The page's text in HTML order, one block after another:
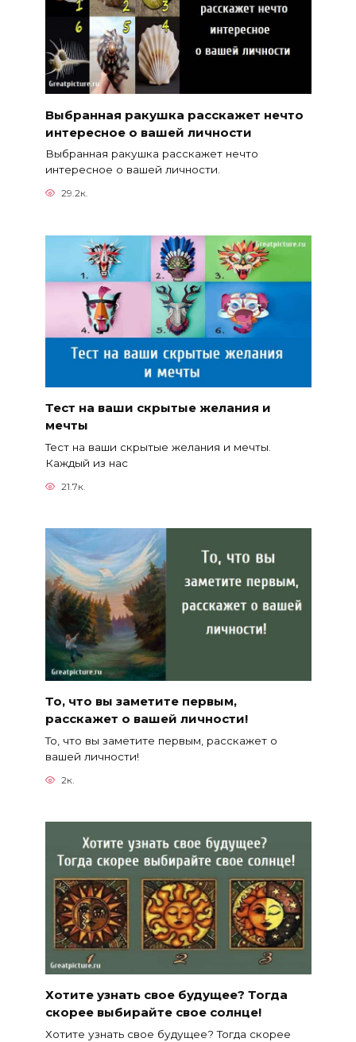
Выбранная ракушка расскажет нечто
интересное о вашей личности
Выбранная ракушка расскажет нечто
интересное о вашей личности.
29.2к.
Тест на ваши скрытые желания и
мечты
Тест на ваши скрытые желания и мечты.
Каждый из нас
21.7к.
То, что вы заметите первым,
расскажет о вашей личности!
То, что вы заметите первым, расскажет о
вашей личности!
2к.
Хотите узнать свое будущее? Тогда
скорее выбирайте свое солнце!
Хотите узнать свое будущее? Тогда скорее